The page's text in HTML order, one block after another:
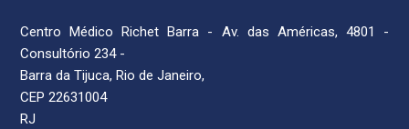
Centro Médico Richet Barra - Av. das Américas, 4801 -
Consultório 234 -
Barra da Tijuca, Rio de Janeiro,
CEP 22631004
RJ